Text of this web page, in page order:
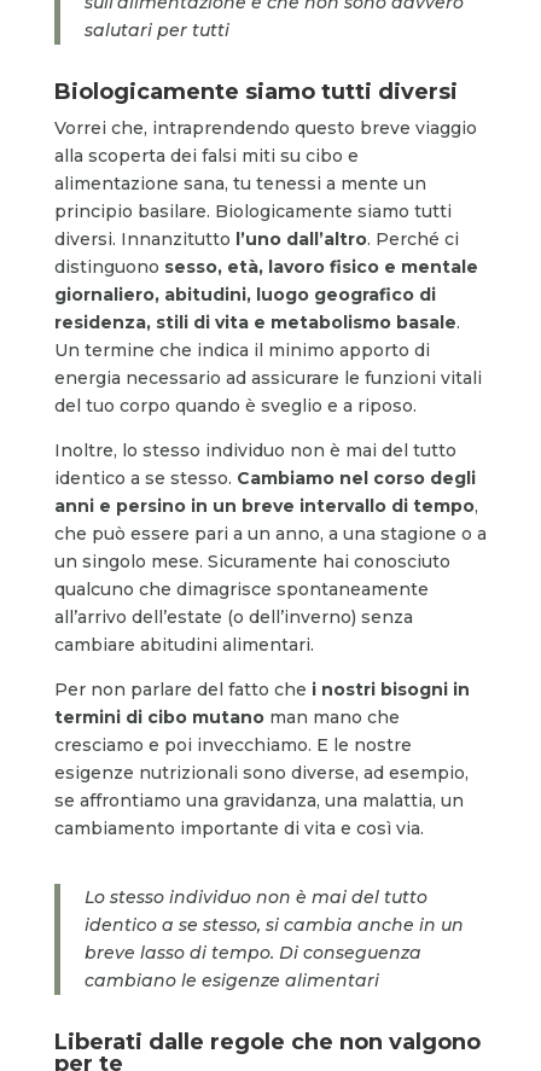
salutari per tutti
Biologicamente siamo tutti diversi
Vorrei che, intraprendendo questo breve viaggio
alla scoperta dei falsi miti su cibo e
alimentazione sana, tu tenessi a mente un
principio basilare. Biologicamente siamo tutti
diversi. Innanzitutto l’uno dall’altro. Perché ci
distinguono sesso, età, lavoro fisico e mentale
giornaliero, abitudini, luogo geografico di
residenza, stili di vita e metabolismo basale.
Un termine che indica il minimo apporto di
energia necessario ad assicurare le funzioni vitali
del tuo corpo quando è sveglio e a riposo.
Inoltre, lo stesso individuo non è mai del tutto
identico a se stesso. Cambiamo nel corso degli
anni e persino in un breve intervallo di tempo,
che può essere pari a un anno, a una stagione o a
un singolo mese. Sicuramente hai conosciuto
qualcuno che dimagrisce spontaneamente
all’arrivo dell’estate (o dell’inverno) senza
cambiare abitudini alimentari.
Per non parlare del fatto che i nostri bisogni in
termini di cibo mutano man mano che
cresciamo e poi invecchiamo. E le nostre
esigenze nutrizionali sono diverse, ad esempio,
se affrontiamo una gravidanza, una malattia, un
cambiamento importante di vita e così via.
Lo stesso individuo non è mai del tutto
identico a se stesso, si cambia anche in un
breve lasso di tempo. Di conseguenza
cambiano le esigenze alimentari
Liberati dalle regole che non valgono
per te